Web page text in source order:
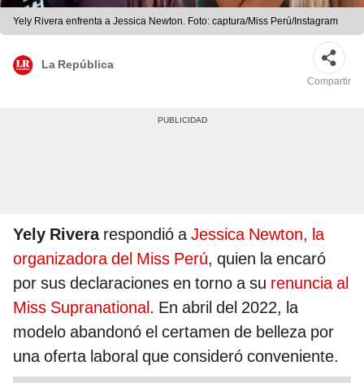
Yely Rivera enfrenta a Jessica Newton. Foto: captura/Miss Perú/Instagram
La República
Compartir
Yely Riverarespondió aJessica Newton, la
organizadora del Miss Perú, quien la encaró
por sus declaraciones en torno a su renuncia al
Miss Supranational. En abril del 2022, la
modelo abandonó el certamen de belleza por
una oferta laboral que consideró conveniente.